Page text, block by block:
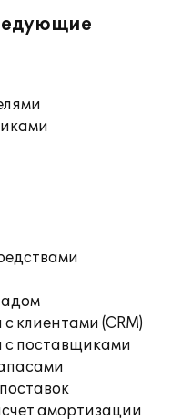
клиентами (CRM)
поставщиками
амортизации